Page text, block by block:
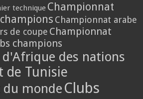
technique Championnat
Championnat arabe
de coupe Championnat
champions
des nations
de Tunisie
monde Clubs